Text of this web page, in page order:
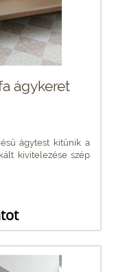
ágykeret
ágytest kitűnik a
kivitelezése szép